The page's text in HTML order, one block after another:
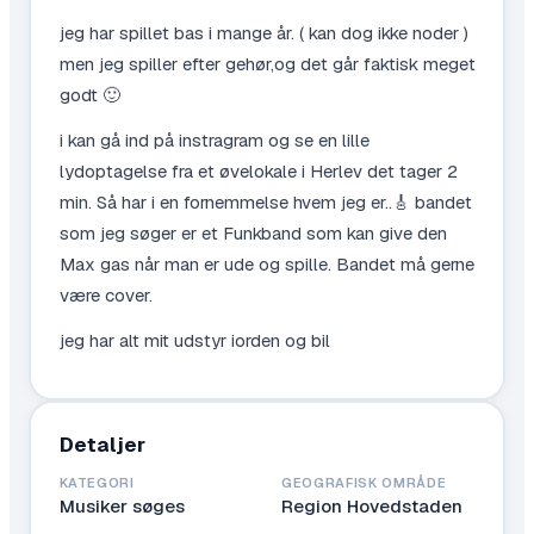
jeg har spillet bas i mange år. ( kan dog ikke noder )
men jeg spiller efter gehør,og det går faktisk meget
godt 🙂
i kan gå ind på instragram og se en lille
lydoptagelse fra et øvelokale i Herlev det tager 2
min. Så har i en fornemmelse hvem jeg er..🎸 bandet
som jeg søger er et Funkband som kan give den
Max gas når man er ude og spille. Bandet må gerne
være cover.
jeg har alt mit udstyr iorden og bil
Detaljer
KATEGORI
Musiker søges
GEOGRAFISK OMRÅDE
Region Hovedstaden